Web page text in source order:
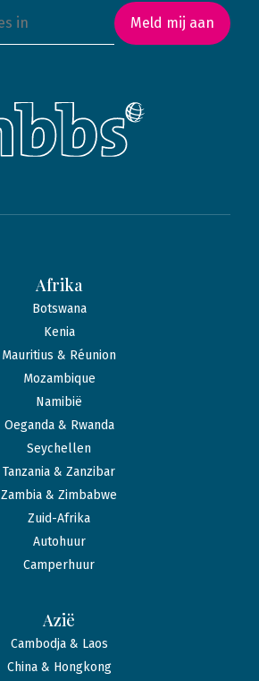
Meld mij aan
Afrika
Botswana
Kenia
Mauritius & Réunion
Mozambique
Namibië
Oeganda & Rwanda
Seychellen
Tanzania & Zanzibar
Zambia & Zimbabwe
Zuid-Afrika
Autohuur
Camperhuur
Azië
Cambodja & Laos
China & Hongkong